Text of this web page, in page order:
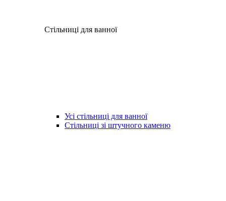
Стільниці для ванної
Усі стільниці для ванної
Стільниці зі штучного каменю